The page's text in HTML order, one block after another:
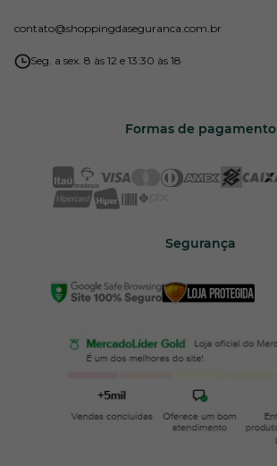
contato@shoppingdaseguranca.com.br
Seg. a sex. 8 às 12 e 13:30 às 18
Formas de pagamento
Segurança